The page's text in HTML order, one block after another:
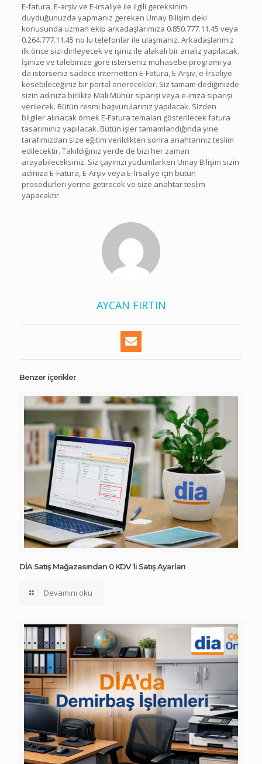
E-fatura, E-arşiv ve E-irsaliye ile ilgili gereksinim
duyduğunuzda yapmanız gereken Umay Bilişim deki
konusunda uzman ekip arkadaşlarımıza 0.850.777.11.45 veya
0.264.777.11.45 no lu telefonlar ile ulaşmanız. Arkadaşlarımız
ilk önce sizi dinleyecek ve işiniz ile alakalı bir analiz yapılacak.
İşinize ve talebinize göre isterseniz muhasebe programı ya
da isterseniz sadece internetten E-Fatura, E-Arşiv, e-İrsaliye
kesebileceğiniz bir portal önerecekler. Siz tamam dediğinizde
sizin adınıza birlikte Mali Mühür siparişi veya e-imza siparişi
verilecek. Bütün resmi başvurularınız yapılacak. Sizden
bilgiler alınacak örnek E-Fatura temaları gösterilecek fatura
tasarımınız yapılacak. Bütün işler tamamlandığında yine
tarafımızdan size eğitim verildikten sonra anahtarınız teslim
edilecektir. Takıldığınız yerde de bizi her zaman
arayabileceksiniz. Siz çayınızı yudumlarken Umay Bilişim sizin
adınıza E-Fatura, E-Arşiv veya E-İrsaliye için bütün
prosedürleri yerine getirecek ve size anahtar teslim
yapacaktır.
AYCAN FIRTIN
Benzer içerikler
DİA Satış Mağazasından 0 KDV ‘li Satış Ayarları
Devamını oku